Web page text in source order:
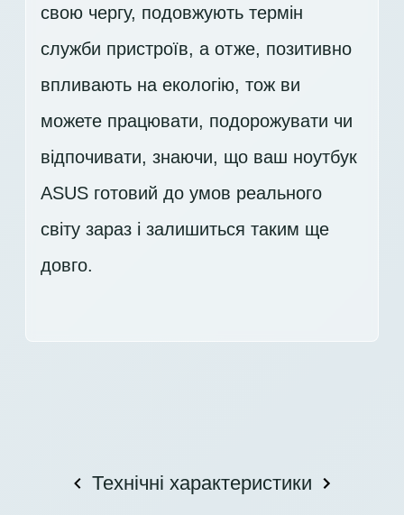
свою чергу, подовжують термін
служби пристроїв, а отже, позитивно
впливають на екологію, тож ви
можете працювати, подорожувати чи
відпочивати, знаючи, що ваш ноутбук
ASUS готовий до умов реального
світу зараз і залишиться таким ще
довго.
Технічні характеристики